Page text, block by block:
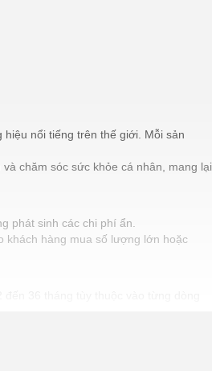
nổi tiếng trên thế giới. Mỗi sản
chăm sóc sức khỏe cá nhân, mang lại
phát sinh các chi phí ẩn.
khách hàng mua số lượng lớn hoặc